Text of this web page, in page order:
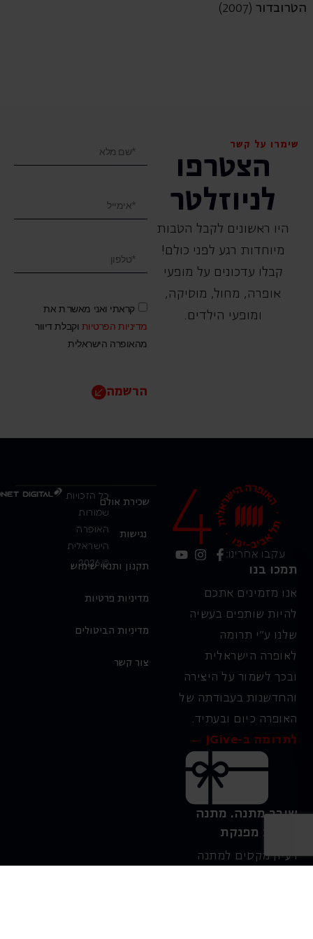
הטרובדור(2007)
שימרו על קשר
הצטרפו
לניוזלטר
היו ראשונים לקבל הטבות
מיוחדות רגע לפני כולם!
קבלו עדכונים על מופעי
אופרה, ‏מחול, ‏מוסיקה,
ומופעי הילדים.
קראתי ואני מאשר.ת את
מדיניות הפרטיות וקבלת דיוור
מהאופרה הישראלית
הרשמה
עקבו אחרינו:
תמכו בנו
אנו מזמינים אתכם
להיות שותפים בעשיה
שלנו ע"י תרומה
לאופרה הישראלית
ובכך לשמור על היצירה
והחדשנות בעבודתה של
האופרה כיום ובעתיד.
לתרומה ב-JGive ←
שובר מתנה. מתנה
אישית מפנקת
רעיון מקסים למתנה
כל הזכויות
שמורות
האופרה
הישראלית
© 2026
שכירת אולם
נגישות
תקנון ותנאי שימוש
מדיניות פרטיות
מדיניות הביטולים
צור קשר